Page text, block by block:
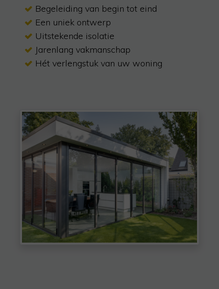
Begeleiding van begin tot eind
Een uniek ontwerp
Uitstekende isolatie
Jarenlang vakmanschap
Hét verlengstuk van uw woning